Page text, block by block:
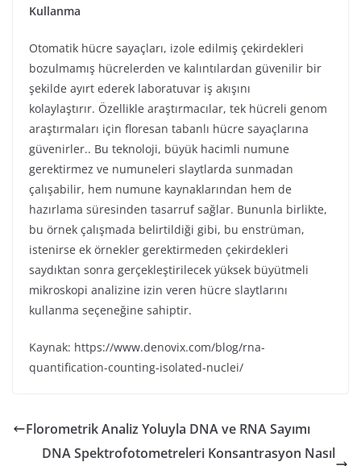
Kullanma
Otomatik hücre sayaçları, izole edilmiş çekirdekleri
bozulmamış hücrelerden ve kalıntılardan güvenilir bir
şekilde ayırt ederek laboratuvar iş akışını
kolaylaştırır. Özellikle araştırmacılar, tek hücreli genom
araştırmaları için floresan tabanlı hücre sayaçlarına
güvenirler.. Bu teknoloji, büyük hacimli numune
gerektirmez ve numuneleri slaytlarda sunmadan
çalışabilir, hem numune kaynaklarından hem de
hazırlama süresinden tasarruf sağlar. Bununla birlikte,
bu örnek çalışmada belirtildiği gibi, bu enstrüman,
istenirse ek örnekler gerektirmeden çekirdekleri
saydıktan sonra gerçekleştirilecek yüksek büyütmeli
mikroskopi analizine izin veren hücre slaytlarını
kullanma seçeneğine sahiptir.
Kaynak: https://www.denovix.com/blog/rna-
quantification-counting-isolated-nuclei/
Florometrik Analiz Yoluyla DNA ve RNA Sayımı
DNA Spektrofotometreleri Konsantrasyon Nasıl